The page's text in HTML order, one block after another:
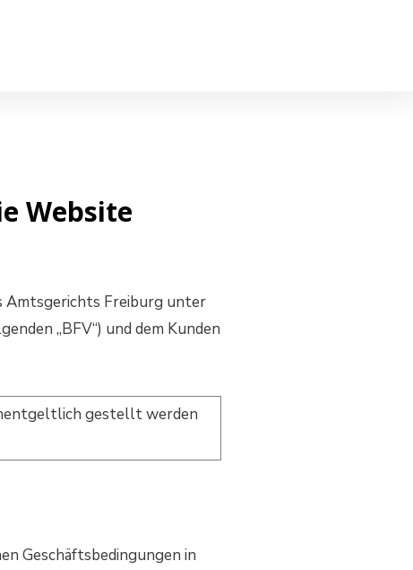
Website
Amtsgerichts Freiburg unter
„BFV“) und dem Kunden
gestellt werden
Geschäftsbedingungen in